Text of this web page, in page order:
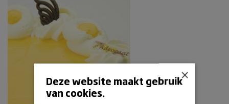
×
Deze website maakt gebruik
van cookies.